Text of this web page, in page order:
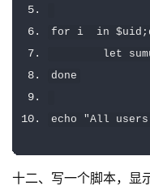
for i in $uid ;
let
done
echo "All
十二、写一个脚本，显